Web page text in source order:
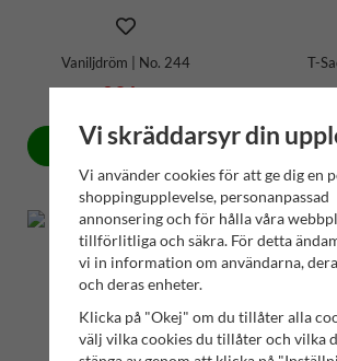
Vaniljdröm | No. 244
89 kr
Köp
T-
Vi skräddarsyr din
Vi använder cookies för att ge dig en
shoppingupplevelse, personanpassad
annonsering och för hålla våra
tillförlitliga och säkra. För detta
vi in information om användarna,
och deras enheter.
Klicka på "Okej" om du tillåter alla
välj vilka cookies du tillåter och vilka